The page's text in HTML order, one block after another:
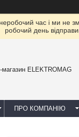
час і ми не
робочий день
магазин ELEKTROMAG
ПРО КОМПАНІЮ